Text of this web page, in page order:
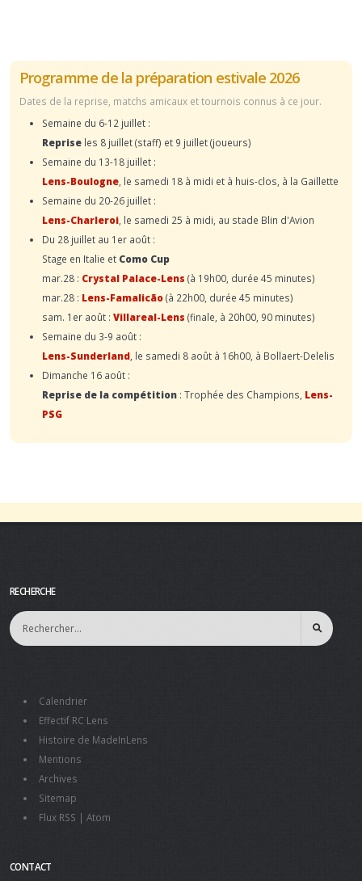
Programme de la préparation estivale 2026
Dates de la reprise, matchs amicaux et tournois connus à ce jour.
Semaine du 6-12 juillet :
Reprise les 8 juillet (staff) et 9 juillet (joueurs)
Semaine du 13-18 juillet :
Lens-Boulogne , le samedi 18 à midi et à huis-clos, à la Gaillette
Semaine du 20-26 juillet :
Lens-Charleroi , le samedi 25 à midi, au stade Blin d'Avion
Du 28 juillet au 1er août :
Stage en Italie et Como Cup
mar.28 : Crystal Palace-Lens (à 19h00, durée 45 minutes)
mar.28 : Lens-Famalicão(à 22h00, durée 45 minutes)
sam. 1er août : Villareal-Lens (finale, à 20h00, 90 minutes)
Semaine du 3-9 août :
Lens-Sunderland , le samedi 8 août à 16h00, à Bollaert-Delelis
Dimanche 16 août :
Reprise de la compétition : Trophée des Champions, Lens-
PSG
RECHERCHE
Calendrier
Effectif RC Lens
Histoire de MadeInLens
Mentions
Archives
Sitemap
Flux RSS | Atom
CONTACT